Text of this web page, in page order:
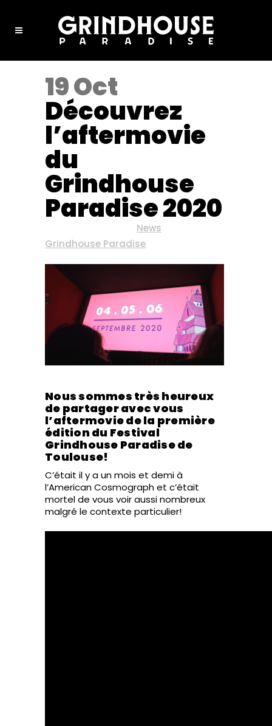
19 Oct
Découvrez
l’aftermovie
du
Grindhouse
Paradise 2020
News
Grindhouse Paradise
Nous sommes très heureux
de partager avec vous
l’aftermovie de la première
édition du Festival
Grindhouse Paradise de
Toulouse!
C’était il y a un mois et demi à
l’American Cosmograph et c’était
mortel de vous voir aussi nombreux
malgré le contexte particulier!